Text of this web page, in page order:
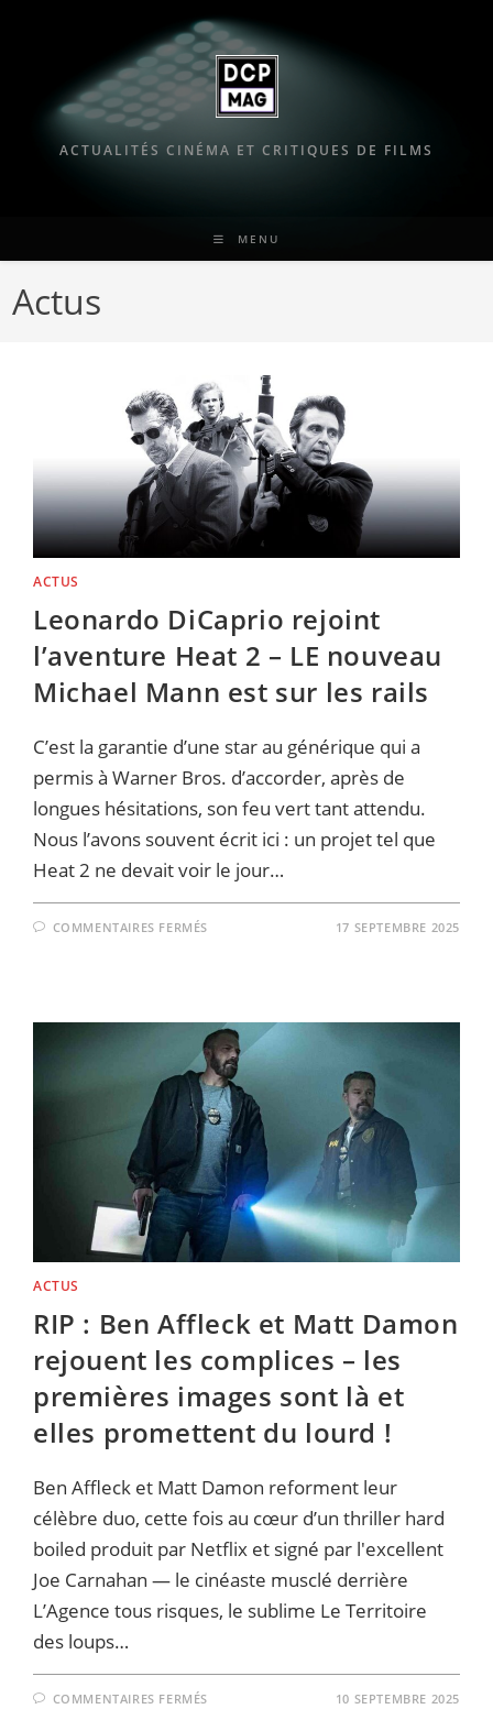
ACTUALITÉS CINÉMA ET CRITIQUES DE FILMS
MENU
Actus
ACTUS
Leonardo DiCaprio rejoint
l’aventure Heat 2 – LE nouveau
Michael Mann est sur les rails
C’est la garantie d’une star au générique qui a
permis à Warner Bros. d’accorder, après de
longues hésitations, son feu vert tant attendu.
Nous l’avons souvent écrit ici : un projet tel que
Heat 2 ne devait voir le jour…
COMMENTAIRES FERMÉS
–
LE
NOUVEAU
MICHAEL
MANN
EST
SUR
LES
RAILS
17 SEPTEMBRE 2025
ACTUS
RIP : Ben Affleck et Matt Damon
rejouent les complices – les
premières images sont là et
elles promettent du lourd !
Ben Affleck et Matt Damon reforment leur
célèbre duo, cette fois au cœur d’un thriller hard
boiled produit par Netflix et signé par l'excellent
Joe Carnahan — le cinéaste musclé derrière
L’Agence tous risques, le sublime Le Territoire
des loups…
COMMENTAIRES FERMÉS 10 SEPTEMBRE 2025